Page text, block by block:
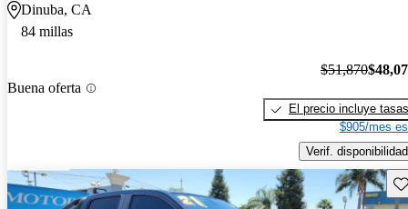
Dinuba, CA
84 millas
Buena oferta
$51,870
El precio incluye tasas
$905/mes
Verif. disponibilidad